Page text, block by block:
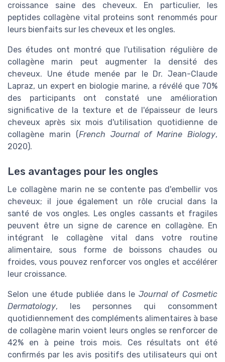
croissance saine des cheveux. En particulier, les
peptides collagène vital proteins sont renommés pour
leurs bienfaits sur les cheveux et les ongles.
Des études ont montré que l'utilisation régulière de
collagène marin peut augmenter la densité des
cheveux. Une étude menée par le Dr. Jean-Claude
Lapraz, un expert en biologie marine, a révélé que 70%
des participants ont constaté une amélioration
significative de la texture et de l'épaisseur de leurs
cheveux après six mois d'utilisation quotidienne de
collagène marin (French Journal of Marine Biology,
2020).
Les avantages pour les ongles
Le collagène marin ne se contente pas d'embellir vos
cheveux; il joue également un rôle crucial dans la
santé de vos ongles. Les ongles cassants et fragiles
peuvent être un signe de carence en collagène. En
intégrant le collagène vital dans votre routine
alimentaire, sous forme de boissons chaudes ou
froides, vous pouvez renforcer vos ongles et accélérer
leur croissance.
Selon une étude publiée dans leJournal of Cosmetic
Dermatology, les personnes qui consomment
quotidiennement des compléments alimentaires à base
de collagène marin voient leurs ongles se renforcer de
42% en à peine trois mois. Ces résultats ont été
confirmés par les avis positifs des utilisateurs qui ont